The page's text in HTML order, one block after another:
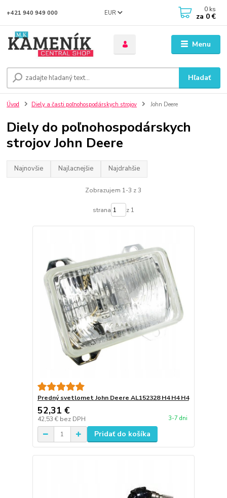
Menu
EUR
Hľadať
+421 940 949 000 0 ks
za 0 €
Úvod Diely a časti poľnohospodárskych strojov John Deere
Diely do poľnohospodárskych
strojov John Deere
Najnovšie Najlacnejšie Najdrahšie
Zobrazujem 1-3 z 3
strana z 1
Predný svetlomet John Deere AL152328 H4 H4 H4
52,31 €
42,53 € bez DPH 3-7 dni
Pridať do košíka